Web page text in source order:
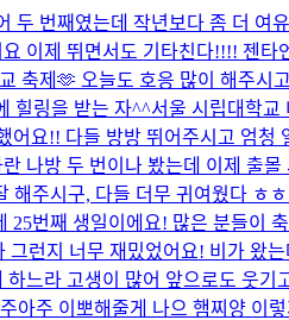
번째였는데 작년보다 좀 더 여
이제 뛰면서도 기타친다!!!! 젠타
축제🫶 오늘도 호응 많이 해주시
힐링을 받는 자^^서울 시립대학교
어요!! 다들 방방 뛰어주시고 엄청
나방 두 번이나 봤는데 이제 출몰
주시구, 다들 더무 귀여웠다 ㅎ
25번째 생일이에요! 많은 분들이
런지 너무 재밌었어요! 비가 왔
느라 고생이 많어 앞으로도 웃기
주 이뽀해줄게 나으 햄찌양 이